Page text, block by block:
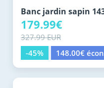
Banc jardin sapin
179.99€
327.99 EUR
-45%
148.00€